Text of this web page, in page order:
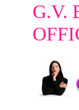
G.V.